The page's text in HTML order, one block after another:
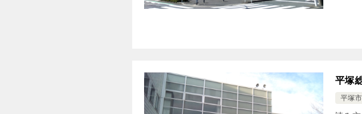
平塚
平塚